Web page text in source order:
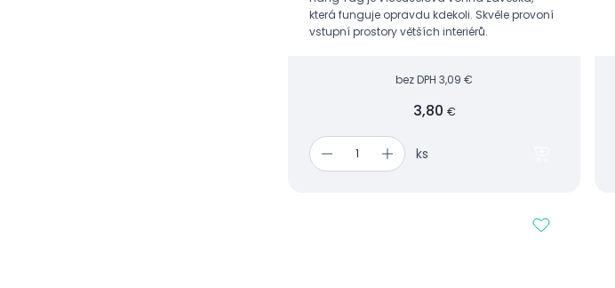
která funguje opravdu kdekoli. Skvěle provoní
vstupní prostory větších interiérů.
bez DPH 3,09 €
3,80 €
ks